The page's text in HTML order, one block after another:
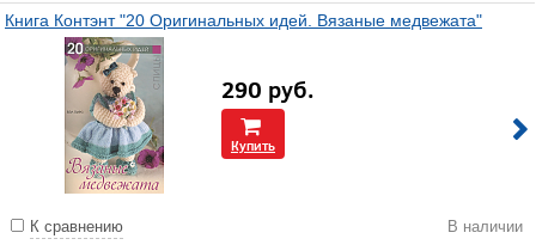
Книга Контэнт "20 Оригинальных идей. Вязаные медвежата"
290 руб.
Купить
К сравнению В наличии